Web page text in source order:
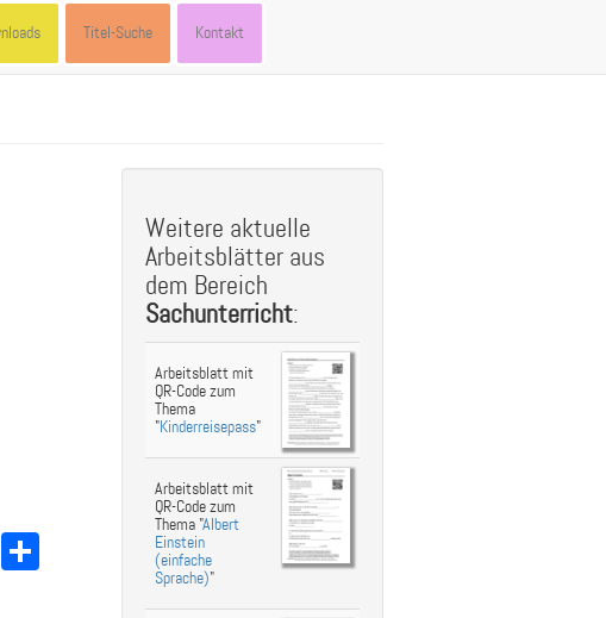
Titel-Suche Kontakt
Facebook
Weitere aktuelle
Arbeitsblätter aus
dem Bereich
Sachunterricht:
Arbeitsblatt mit
QR-Code zum
Thema
"Kinderreisepass"
Arbeitsblatt mit
QR-Code zum
Thema "Albert
Einstein
(einfache
Sprache)"